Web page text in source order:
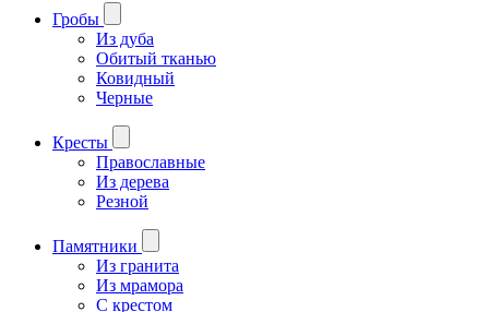
Гробы
Из дуба
Обитый тканью
Ковидный
Черные
Кресты
Православные
Из дерева
Резной
Памятники
Из гранита
Из мрамора
С крестом